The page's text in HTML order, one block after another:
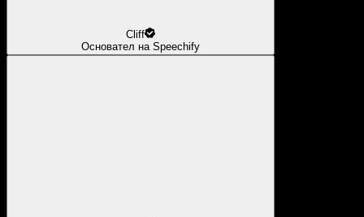
Cliff
Основател на Speechify